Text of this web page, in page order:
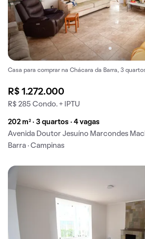
Casa para comprar na Chácara da Barra, 3
R$ 1.272.000
R$ 285 Condo. + IPTU
202 m² · 3 quartos · 4 vagas
Avenida Doutor Jesuíno Marcondes
Barra · Campinas